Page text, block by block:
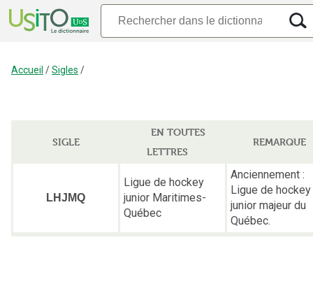
Accueil /Sigles /
SIGLE
EN TOUTES
LETTRES
REMARQUE
LHJMQ
Ligue de hockey
junior Maritimes-
Québec
Anciennement :
Ligue de hockey
junior majeur du
Québec.